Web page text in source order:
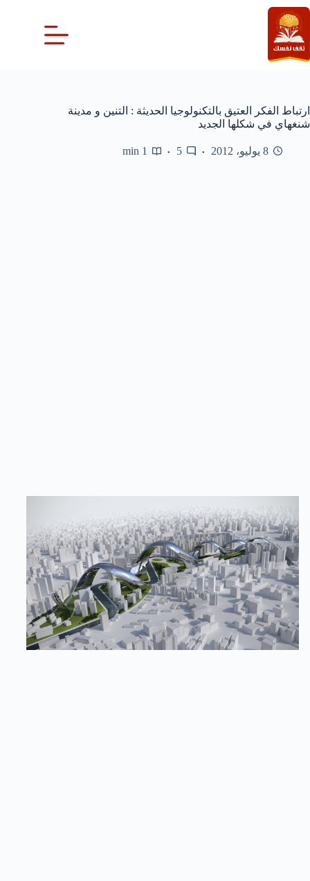
التجاوز
إلى
المحتوى
ارتباط الفكر العتيق بالتكنولوجيا الحديثة : التنين و مدينة
شنغهاي في شكلها الجديد
8 يوليو، 2012 5
1 min